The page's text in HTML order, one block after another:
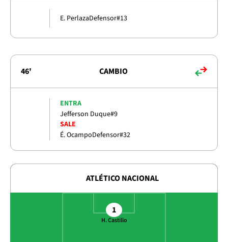
E. PerlazaDefensor#13
46' CAMBIO
ENTRA
Jefferson Duque#9
SALE
É. OcampoDefensor#32
ATLÉTICO NACIONAL
1
H. Castillo